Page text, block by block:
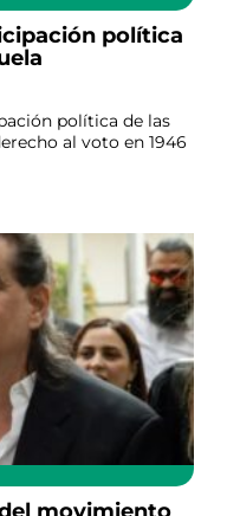
política
política de las
al voto en 1946